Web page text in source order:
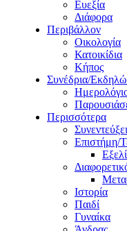
Ευεξία
Διάφορα
Περιβάλλον
Οικολογία
Κατοικίδια
Κήπος
Συνέδρια/
Περισσότερα
Επιστήμη/
Ιστορία
Παιδί
Γυναίκα